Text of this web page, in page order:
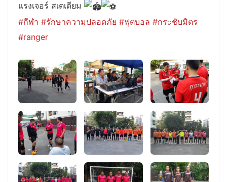
แรงเจอร์ สเตเดียม
#กีฬา #รักษาความปลอดภัย #ฟุตบอล #กระชับมิตร
#ranger